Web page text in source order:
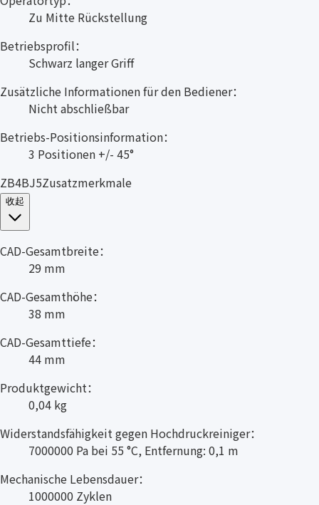
Zu Mitte Rückstellung
Betriebsprofil：
Schwarz langer Griff
Zusätzliche Informationen für den Bediener：
Nicht abschließbar
Betriebs-Positionsinformation：
3 Positionen +/- 45°
ZB4BJ5Zusatzmerkmale
收起
CAD-Gesamtbreite：
29 mm
CAD-Gesamthöhe：
38 mm
CAD-Gesamttiefe：
44 mm
Produktgewicht：
0,04 kg
Widerstandsfähigkeit gegen Hochdruckreiniger：
7000000 Pa bei 55 °C, Entfernung: 0,1 m
Mechanische Lebensdauer：
1000000 Zyklen